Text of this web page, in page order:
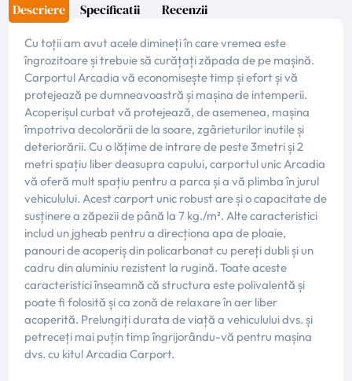
Descriere Specificatii Recenzii
Cu toții am avut acele dimineți în care vremea este
îngrozitoare și trebuie să curățați zăpada de pe mașină.
Carportul Arcadia vă economisește timp și efort și vă
protejează pe dumneavoastră și mașina de intemperii.
Acoperișul curbat vă protejează, de asemenea, mașina
împotriva decolorării de la soare, zgârieturilor inutile și
deteriorării. Cu o lățime de intrare de peste 3metri și 2
metri spațiu liber deasupra capului, carportul unic Arcadia
vă oferă mult spațiu pentru a parca și a vă plimba în jurul
vehiculului. Acest carport unic robust are și o capacitate de
susținere a zăpezii de până la 7 kg./m². Alte caracteristici
includ un jgheab pentru a direcționa apa de ploaie,
panouri de acoperiș din policarbonat cu pereți dubli și un
cadru din aluminiu rezistent la rugină. Toate aceste
caracteristici înseamnă că structura este polivalentă și
poate fi folosită și ca zonă de relaxare în aer liber
acoperită. Prelungiți durata de viață a vehiculului dvs. și
petreceți mai puțin timp îngrijorându-vă pentru mașina
dvs. cu kitul Arcadia Carport.